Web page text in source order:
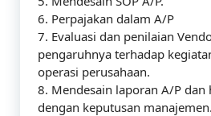
6. Perpajakan dalam A/P
7. Evaluasi dan penilaian
pengaruhnya terhadap
operasi perusahaan.
8. Mendesain laporan A/P dan
dengan keputusan manajemen.